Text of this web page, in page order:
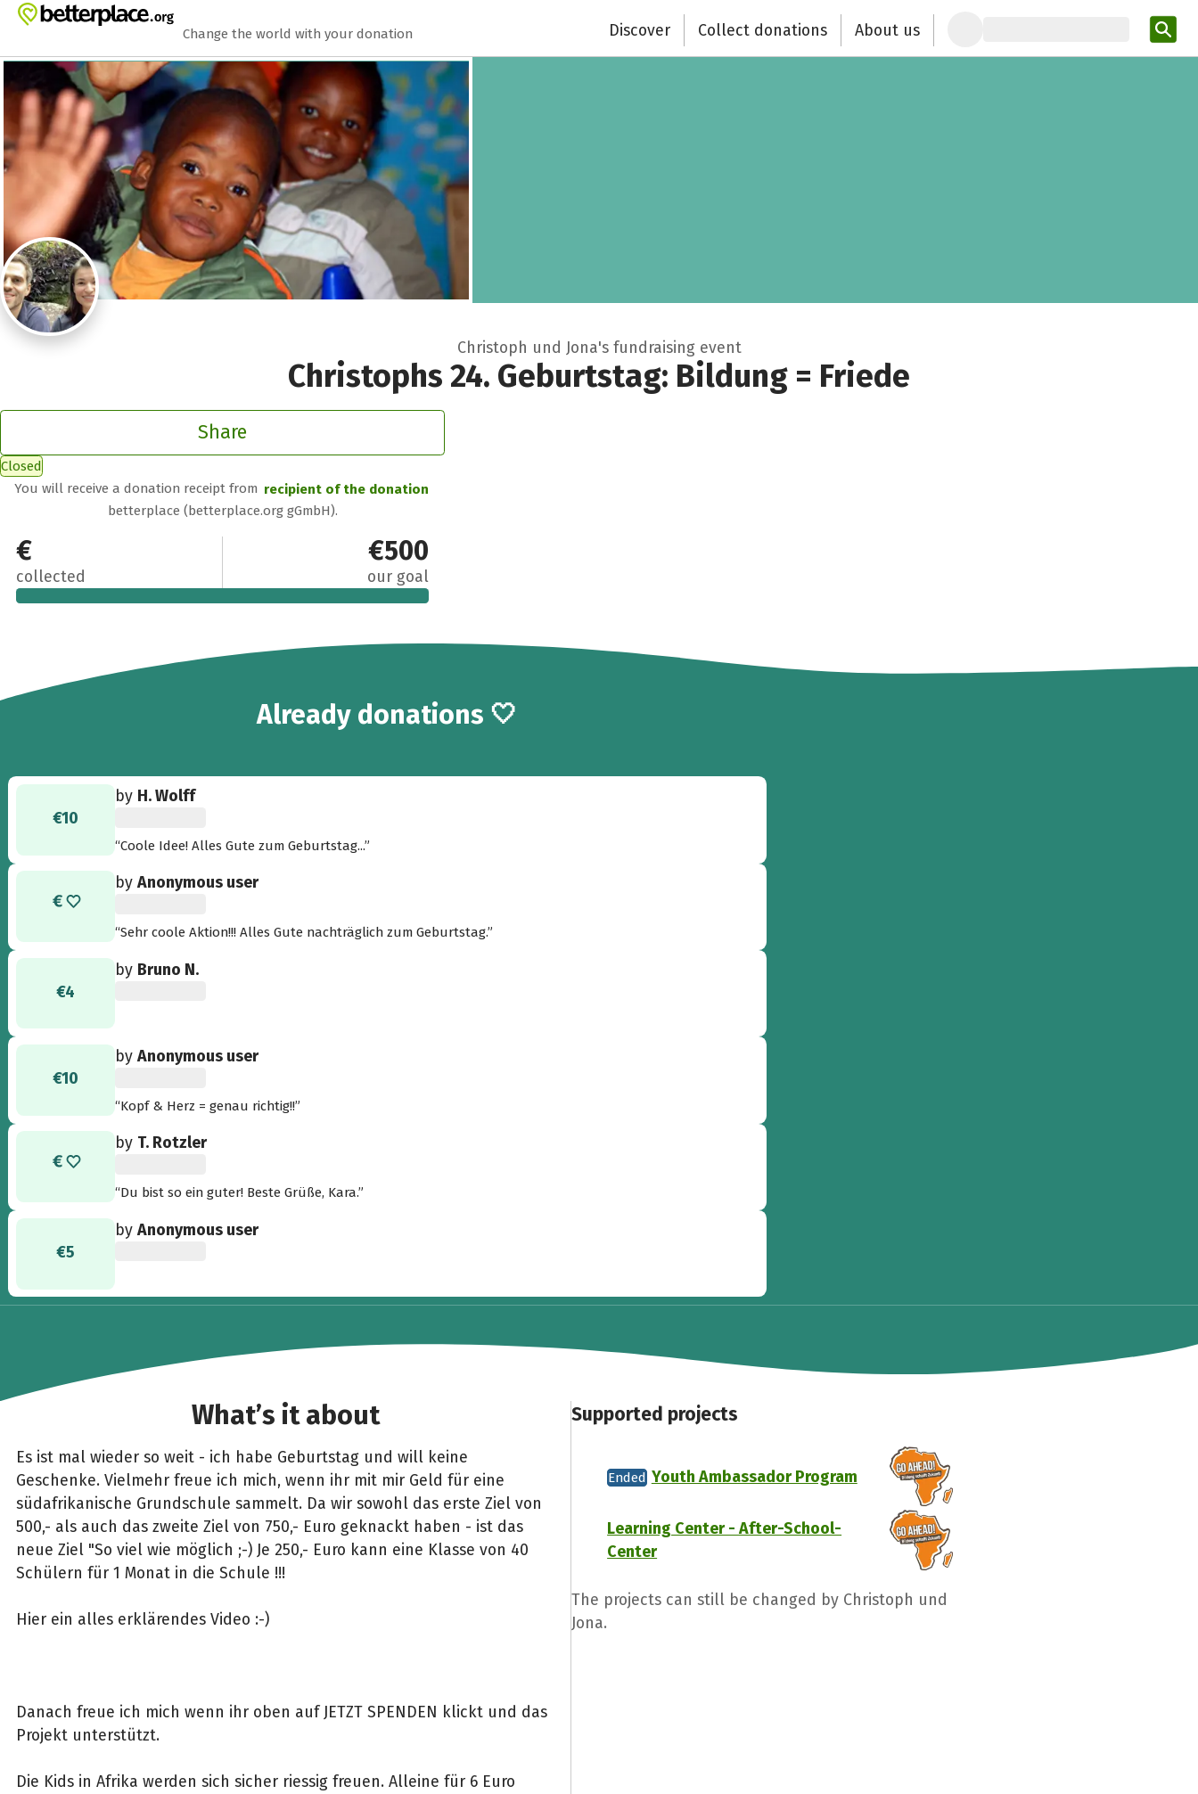
Zum Hauptinhalt springen
Erklärung zur Barrierefreiheit anzeigen
Change the world with your donation Discover Collect donations About us
Christoph und Jona's fundraising event
Christophs 24. Geburtstag: Bildung = Friede
Share
Closed
You will receive a donation receipt from recipient of the donation
betterplace (betterplace.org gGmbH).
€1,084
collected
€500
our goal
Already 58
donations 🤍
€10
by H. Wolff
“Coole Idee! Alles Gute zum Geburtstag...”
byAnonymous user
“Sehr coole Aktion!!! Alles Gute nachträglich zum Geburtstag.”
€4
by Bruno N.
€10
byAnonymous user
“Kopf & Herz = genau richtig!!”
by T. Rotzler
“Du bist so ein guter! Beste Grüße, Kara.”
€5
byAnonymous user
What’s it about
Es ist mal wieder so weit - ich habe Geburtstag und will keine
Geschenke. Vielmehr freue ich mich, wenn ihr mit mir Geld für eine
südafrikanische Grundschule sammelt. Da wir sowohl das erste Ziel von
500,- als auch das zweite Ziel von 750,- Euro geknackt haben - ist das
neue Ziel "So viel wie möglich ;-) Je 250,- Euro kann eine Klasse von 40
Schülern für 1 Monat in die Schule !!!
Hier ein alles erklärendes Video :-)
Danach freue ich mich wenn ihr oben auf JETZT SPENDEN klickt und das
Projekt unterstützt.
Die Kids in Afrika werden sich sicher riessig freuen. Alleine für 6 Euro
Supported projects
Ended Youth Ambassador Program
Learning Center - After-School-
Center
The projects can still be changed by Christoph und
Jona.